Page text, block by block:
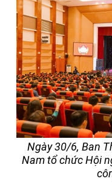
Ngày 30/6, Ban
Nam tổ chức Hội